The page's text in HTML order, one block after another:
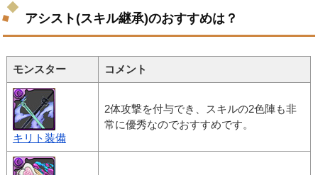
アシスト(スキル継承)のおすすめは？
モンスター コメント
キリト装備
2体攻撃を付与でき、スキルの2色陣も非
常に優秀なのでおすすめです。